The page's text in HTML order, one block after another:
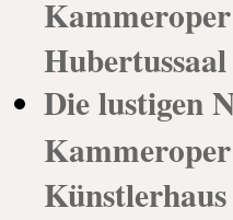
Hubertussaal
Die lustigen
Künstlerhaus